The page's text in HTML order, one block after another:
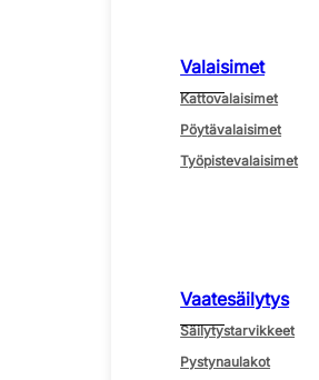
Valaisimet
Kattovalaisimet
Pöytävalaisimet
Työpistevalaisimet
Vaatesäilytys
Säilytystarvikkeet
Pystynaulakot